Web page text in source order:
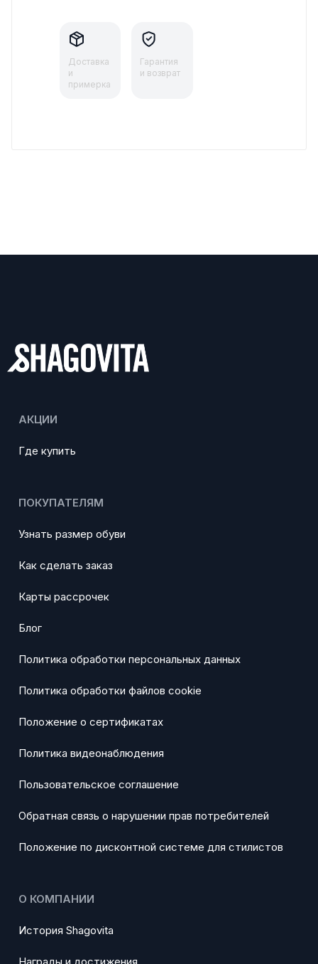
Доставка
и
примерка
Гарантия
и возврат
АКЦИИ
Где купить
ПОКУПАТЕЛЯМ
Узнать размер обуви
Как сделать заказ
Карты рассрочек
Блог
Политика обработки персональных данных
Политика обработки файлов cookie
Положение о сертификатах
Политика видеонаблюдения
Пользовательское соглашение
Обратная связь о нарушении прав потребителей
Положение по дисконтной системе для стилистов
О КОМПАНИИ
История Shagovita